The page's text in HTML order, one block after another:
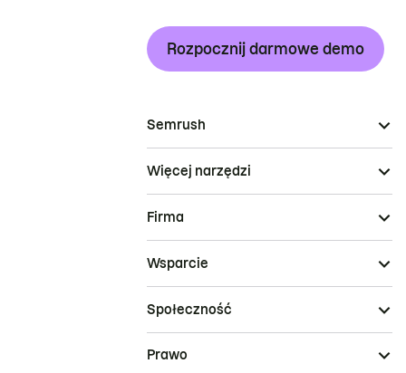
Rozpocznij darmowe demo
Semrush
Więcej narzędzi
Firma
Wsparcie
Społeczność
Prawo